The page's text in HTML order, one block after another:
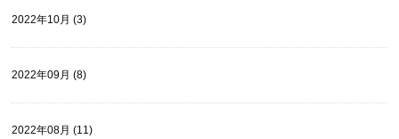
2022年10月 (3)
2022年09月 (8)
2022年08月 (11)